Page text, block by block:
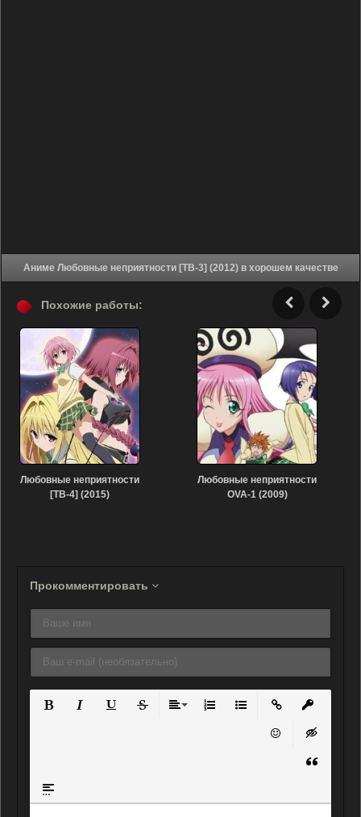
Аниме Любовные неприятности [ТВ-3] (2012) в хорошем качестве
Похожие работы:
Любовные неприятности
[ТВ-4] (2015)
Любовные неприятности
OVA-1 (2009)
Прокомментировать
Нумерованный список
Маркированный
Вставить ссылку
Вставить